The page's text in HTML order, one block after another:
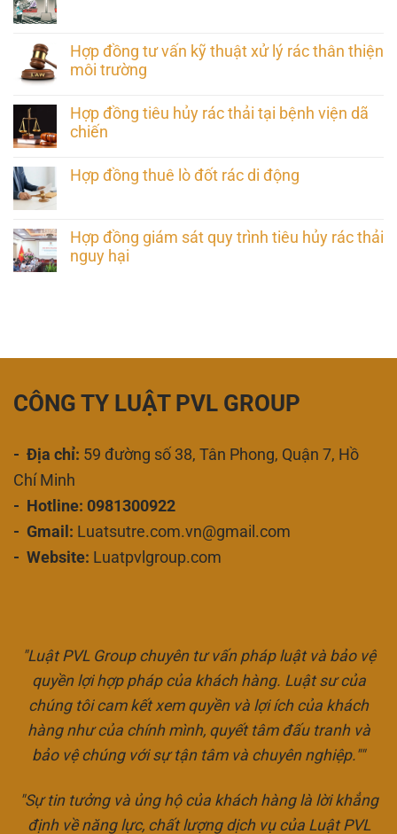
Hợp đồng tư vấn kỹ thuật xử lý rác thân thiện
môi trường
Hợp đồng tiêu hủy rác thải tại bệnh viện dã
chiến
Hợp đồng thuê lò đốt rác di động
Hợp đồng giám sát quy trình tiêu hủy rác thải
nguy hại
CÔNG TY LUẬT PVL GROUP
- Địa chỉ: 59 đường số 38, Tân Phong, Quận 7, Hồ
Chí Minh
- Hotline: 0981300922
- Gmail: Luatsutre.com.vn@gmail.com
- Website: Luatpvlgroup.com
"Luật PVL Group chuyên tư vấn pháp luật và bảo vệ
quyền lợi hợp pháp của khách hàng. Luật sư của
chúng tôi cam kết xem quyền và lợi ích của khách
hàng như của chính mình, quyết tâm đấu tranh và
bảo vệ chúng với sự tận tâm và chuyên nghiệp.""
"Sự tin tưởng và ủng hộ của khách hàng là lời khẳng
định về năng lực, chất lượng dịch vụ của Luật PVL